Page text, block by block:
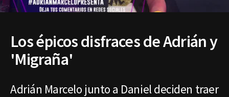
Los épicos disfraces de Adrián y
'Migraña'
Adrián Marcelo junto a Daniel deciden traer